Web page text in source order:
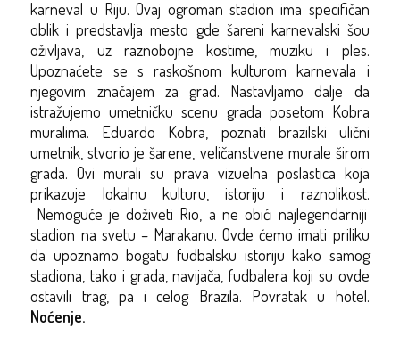
karneval u Riju. Ovaj ogroman stadion ima specifičan
oblik i predstavlja mesto gde šareni karnevalski šou
oživljava, uz raznobojne kostime, muziku i ples.
Upoznaćete se s raskošnom kulturom karnevala i
njegovim značajem za grad. Nastavljamo dalje da
istražujemo umetničku scenu grada posetom Kobra
muralima. Eduardo Kobra, poznati brazilski ulični
umetnik, stvorio je šarene, veličanstvene murale širom
grada. Ovi murali su prava vizuelna poslastica koja
prikazuje lokalnu kulturu, istoriju i raznolikost.
Nemoguće je doživeti Rio, a ne obići najlegendarniji
stadion na svetu – Marakanu. Ovde ćemo imati priliku
da upoznamo bogatu fudbalsku istoriju kako samog
stadiona, tako i grada, navijača, fudbalera koji su ovde
ostavili trag, pa i celog Brazila. Povratak u hotel.
Noćenje.